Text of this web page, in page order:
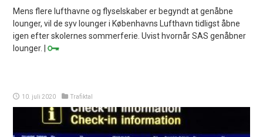
Mens flere lufthavne og flyselskaber er begyndt at genåbne
lounger, vil de syv lounger i Københavns Lufthavn tidligst åbne
igen efter skolernes sommerferie. Uvist hvornår SAS genåbner
lounger. |
10. juli 2020 Trafiktal